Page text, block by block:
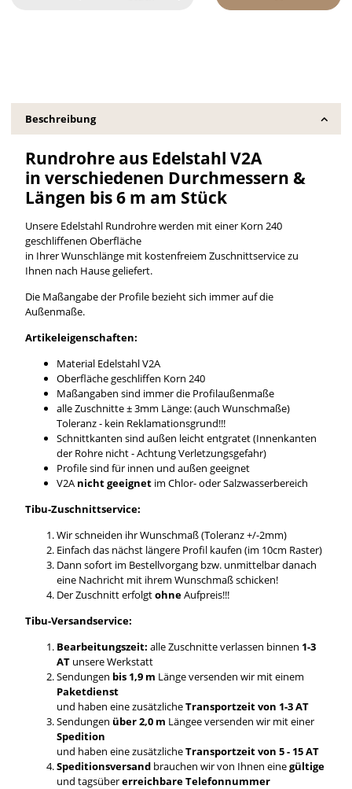
Beschreibung
Rundrohre aus Edelstahl V2A
in verschiedenen Durchmessern &
Längen bis 6 m am Stück
Unsere Edelstahl Rundrohre werden mit einer Korn 240
geschliffenen Oberfläche
in Ihrer Wunschlänge mit kostenfreiem Zuschnittservice zu
Ihnen nach Hause geliefert.
Die Maßangabe der Profile bezieht sich immer auf die
Außenmaße.
Artikeleigenschaften:
Material Edelstahl V2A
Oberfläche geschliffen Korn 240
Maßangaben sind immer die Profilaußenmaße
alle Zuschnitte ± 3mm Länge: (auch Wunschmaße)
Toleranz - kein Reklamationsgrund!!!
Schnittkanten sind außen leicht entgratet (Innenkanten
der Rohre nicht - Achtung Verletzungsgefahr)
Profile sind für innen und außen geeignet
V2A nicht geeignet im Chlor- oder Salzwasserbereich
Tibu-Zuschnittservice:
Wir schneiden ihr Wunschmaß (Toleranz +/-2mm)
Einfach das nächst längere Profil kaufen (im 10cm Raster)
Dann sofort im Bestellvorgang bzw. unmittelbar danach
eine Nachricht mit ihrem Wunschmaß schicken!
Der Zuschnitt erfolgtohneAufpreis!!!
Tibu-Versandservice:
Bearbeitungszeit: alle Zuschnitte verlassen binnen 1-3
AT unsere Werkstatt
Sendungen bis 1,9 m Länge versenden wir mit einem
Paketdienst
und haben eine zusätzlicheTransportzeit von 1-3 AT
Sendungen über 2,0 m Längee versenden wir mit einer
Spedition
und haben eine zusätzlicheTransportzeit von 5 - 15 AT
Speditionsversandbrauchen wir von Ihnen einegültige
und tagsübererreichbare Telefonnummer